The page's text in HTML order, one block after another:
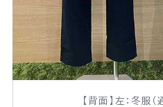
【背面】左：冬服